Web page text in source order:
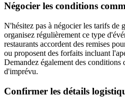
Négocier les conditions
N'hésitez pas à négocier les tarifs de
organisez régulièrement ce type
restaurants accordent des remises
ou proposent des forfaits incluant
Demandez également des
d'imprévu.
Confirmer les détails